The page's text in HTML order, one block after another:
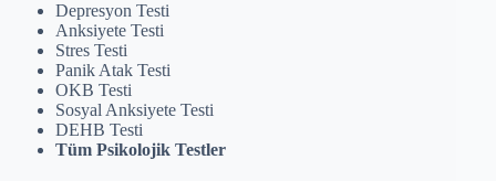
Depresyon Testi
Anksiyete Testi
Stres Testi
Panik Atak Testi
OKB Testi
Sosyal Anksiyete Testi
DEHB Testi
Tüm Psikolojik Testler